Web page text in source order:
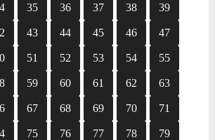
35 36 37 38 39
43 44 45 46 47
51 52 53 54 55
59 60 61 62 63
67 68 69 70 71
75 76 77 78 79